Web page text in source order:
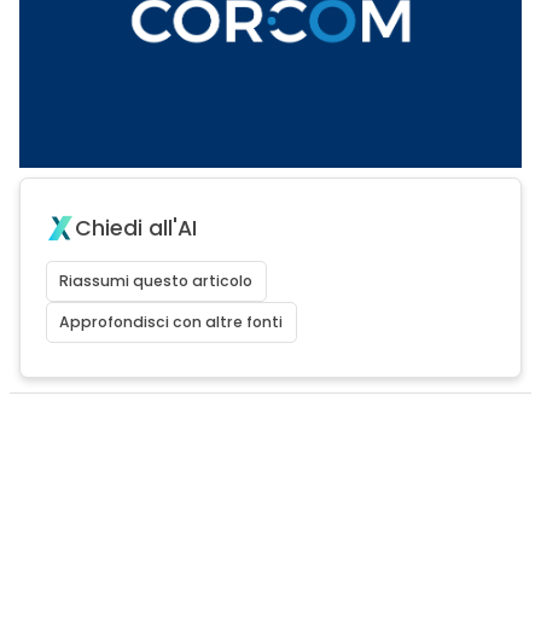
Chiedi all'AI
Riassumi questo articolo
Approfondisci con altre fonti